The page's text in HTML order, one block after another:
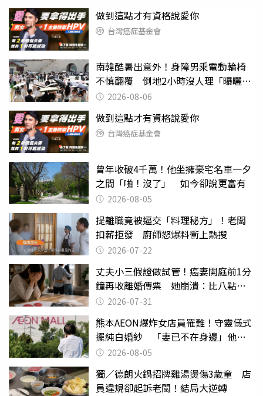
做到這點才有資格說愛你
台灣癌症基金會
南韓酷暑出意外！身障男乘電動輪椅
不慎翻覆 倒地2小時沒人理「曝曬
亡」2026-08-06
做到這點才有資格說愛你
台灣癌症基金會
曾年收破4千萬！他坐擁豪宅名車一夕
之間「啪！沒了」 如今卻說更富有
2026-08-05
提離職竟被逼交「料理秘方」！老闆
扣薪拒發 廚師怒爆料衝上熱搜
2026-07-22
丈夫小三假證做試管！癌妻開庭前1分
鐘再收離婚傳票 她崩潰：比八點檔
還扯2026-07-31
熊本AEON爆炸女店員罹難！守靈儀式
擺純白婚紗 「妻已不在身邊」他淚
喊：無法想像
2026-08-05
獨／德朗火鍋招牌雞湯燙傷3歲童 店
員違規卻起訴老闆！結局大逆轉